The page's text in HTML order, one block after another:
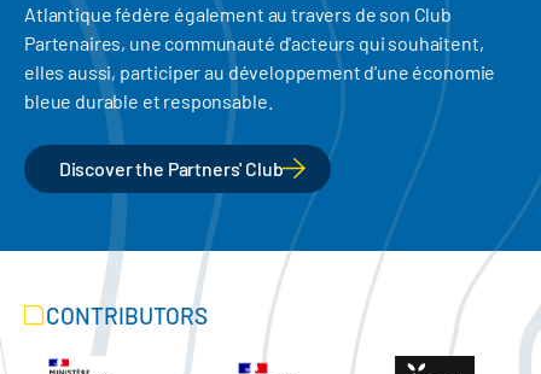
Atlantique fédère également au travers de son Club
Partenaires, une communauté d'acteurs qui souhaitent,
elles aussi, participer au développement d'une économie
bleue durable et responsable.
Discover the Partners' Club
CONTRIBUTORS